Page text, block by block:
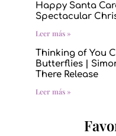
Happy Santa
Spectacular
Leer más »
Thinking of You
Butterflies |
There Release
Leer más »